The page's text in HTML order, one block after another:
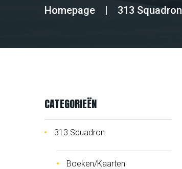
Homepage | 313 Squadron
CATEGORIEËN
313 Squadron
Boeken/Kaarten